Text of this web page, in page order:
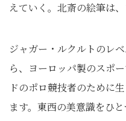
えていく。北斎の絵筆は
ジャガー・ルクルトのレ
ら、ヨーロッパ製のスポ
ドのポロ競技者のために
ます。東西の美意識をひ